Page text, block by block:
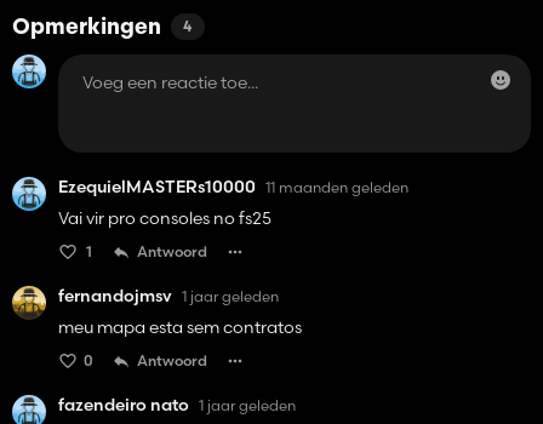
Opmerkingen 4
EzequielMASTERs10000 11 maanden geleden
Vai vir pro consoles no fs25
1 Antwoord
fernandojmsv 1 jaar geleden
meu mapa esta sem contratos
0 Antwoord
fazendeiro nato 1 jaar geleden